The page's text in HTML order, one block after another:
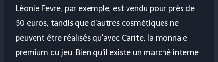
Léonie Fevre, par exemple, est vendu pour près de
50 euros, tandis que d'autres cosmétiques ne
peuvent être réalisés qu'avec Carite, la monnaie
premium du jeu. Bien qu'il existe un marché interne